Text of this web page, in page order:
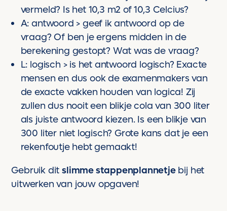
vermeld? Is het 10,3 m2 of 10,3 Celcius?
A: antwoord > geef ik antwoord op de
vraag? Of ben je ergens midden in de
berekening gestopt? Wat was de vraag?
L: logisch > is het antwoord logisch? Exacte
mensen en dus ook de examenmakers van
de exacte vakken houden van logica! Zij
zullen dus nooit een blikje cola van 300 liter
als juiste antwoord kiezen. Is een blikje van
300 liter niet logisch? Grote kans dat je een
rekenfoutje hebt gemaakt!
Gebruik ditslimme stappenplannetjebij het
uitwerken van jouw opgaven!